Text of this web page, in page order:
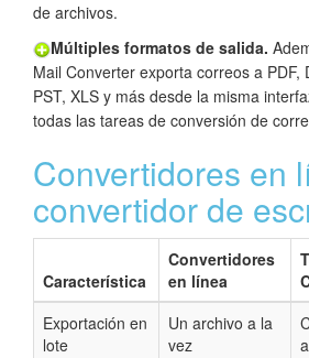
de archivos.
Múltiples formatos de salida.
Mail Converter exporta correos a PDF,
PST, XLS y más desde la misma
todas las tareas de conversión de
Convertidores en
convertidor de
Característica
Convertidores
en línea
Exportación en
lote
Un archivo a la
vez